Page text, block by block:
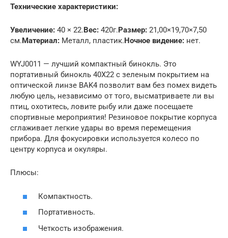
Технические характеристики:
Увеличение: 40 × 22.Вес: 420г.Размер: 21,00×19,70×7,50
см.Материал: Металл, пластик.Ночное видение: нет.
WYJ0011 — лучший компактный бинокль. Это
портативный бинокль 40X22 с зеленым покрытием на
оптической линзе BAK4 позволит вам без помех видеть
любую цель, независимо от того, высматриваете ли вы
птиц, охотитесь, ловите рыбу или даже посещаете
спортивные мероприятия! Резиновое покрытие корпуса
сглаживает легкие удары во время перемещения
прибора. Для фокусировки используется колесо по
центру корпуса и окуляры.
Плюсы:
Компактность.
Портативность.
Четкость изображения.